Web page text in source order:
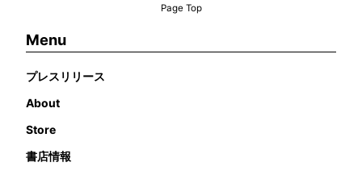
Page Top
Menu
プレスリリース
About
Store
書店情報